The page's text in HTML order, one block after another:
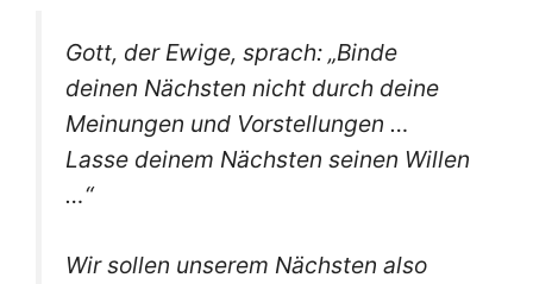
Gott, der Ewige, sprach: „Binde
deinen Nächsten nicht durch deine
Meinungen und Vorstellungen …
Lasse deinem Nächsten seinen Willen
…“
Wir sollen unserem Nächsten also